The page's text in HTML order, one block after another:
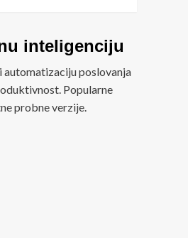
inteligenciju
automatizaciju poslovanja
Popularne
probne verzije.